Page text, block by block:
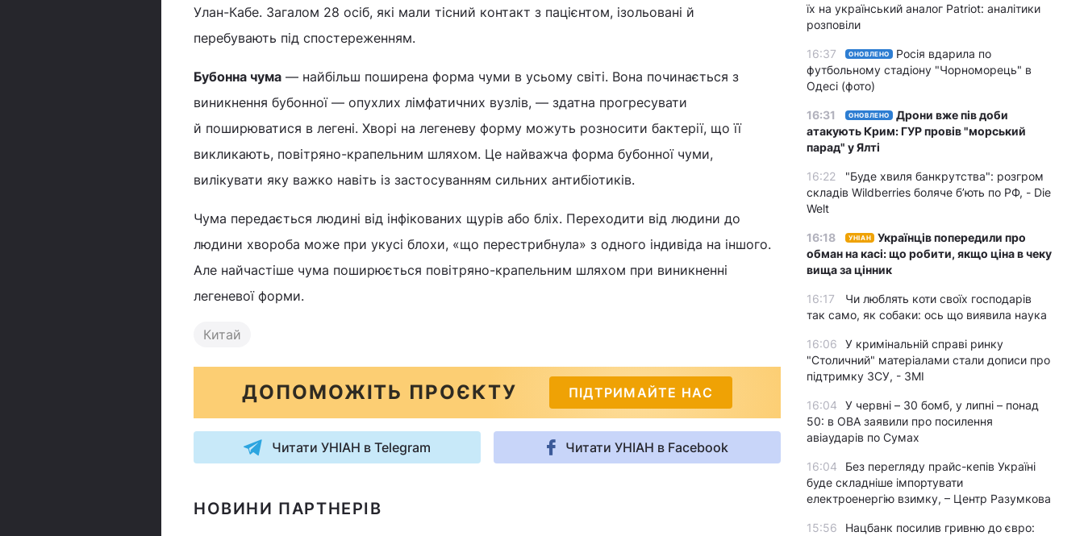
Улан-Кабе. Загалом 28 осіб, які мали тісний контакт з пацієнтом, ізольовані й
перебувають під спостереженням.
Бубонна чума — найбільш поширена форма чуми в усьому світі. Вона починається з
виникнення бубонної — опухлих лімфатичних вузлів, — здатна прогресувати
й поширюватися в легені. Хворі на легеневу форму можуть розносити бактерії, що її
викликають, повітряно-крапельним шляхом. Це найважча форма бубонної чуми,
вилікувати яку важко навіть із застосуванням сильних антибіотиків.
Чума передається людині від інфікованих щурів або бліх. Переходити від людини до
людини хвороба може при укусі блохи, «що перестрибнула» з одного індивіда на іншого.
Але найчастіше чума поширюється повітряно-крапельним шляхом при виникненні
легеневої форми.
Китай
ДОПОМОЖІТЬ ПРОЄКТУ ПІДТРИМАЙТЕ НАС
Читати УНІАН в Telegram Читати УНІАН в Facebook
НОВИНИ ПАРТНЕРІВ
їх на український аналог Patriot: аналітики
розповіли
16:37 ОНОВЛЕНО
Росія вдарила по
футбольному стадіону "Чорноморець" в
Одесі (фото)
16:31 ОНОВЛЕНО
Дрони вже пів доби
атакують Крим: ГУР провів "морський
парад" у Ялті
16:22
"Буде хвиля банкрутства": розгром
складів Wildberries боляче бʼють по РФ, - Die
Welt
16:18 УНІАН
Українців попередили про
обман на касі: що робити, якщо ціна в чеку
вища за цінник
16:17
Чи люблять коти своїх господарів
так само, як собаки: ось що виявила наука
16:06
У кримінальній справі ринку
"Столичний" матеріалами стали дописи про
підтримку ЗСУ, - ЗМІ
16:04
У червні – 30 бомб, у липні – понад
50: в ОВА заявили про посилення
авіаударів по Сумах
16:04
Без перегляду прайс-кепів Україні
буде складніше імпортувати
електроенергію взимку, – Центр Разумкова
15:56
Нацбанк посилив гривню до євро: